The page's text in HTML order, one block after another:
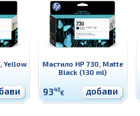
Yellow
Мастило HP 730, Matte
Black (130 ml)
9340€ добави